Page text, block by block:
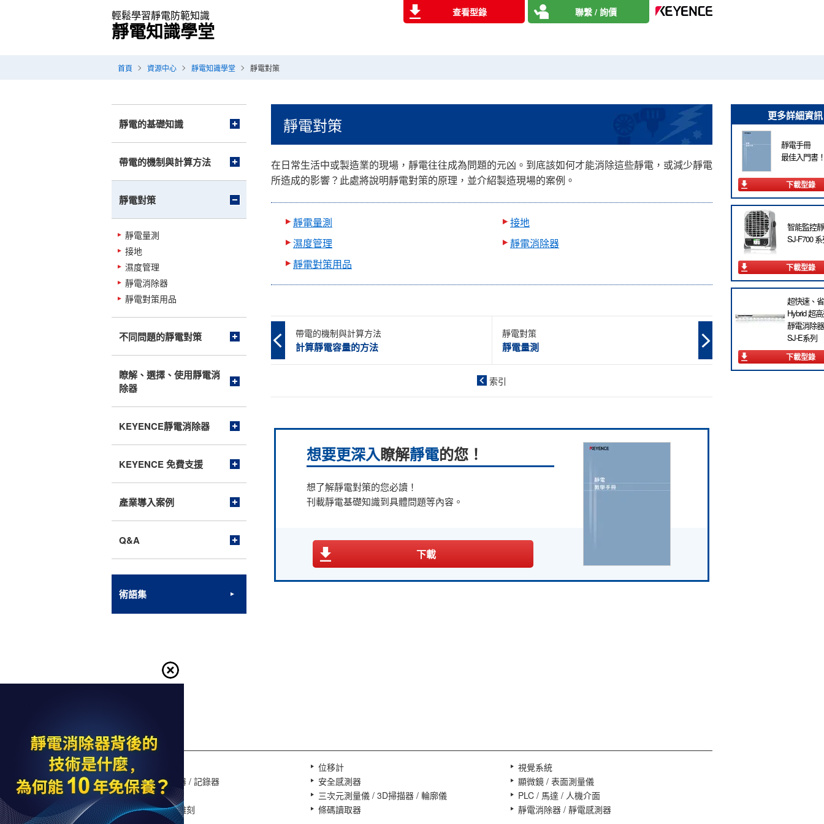
輕鬆學習靜電防範知識
靜電知識學堂
查看型錄 聯繫 / 詢價
首頁 資源中心 靜電知識學堂 靜電對策
靜電對策
在日常生活中或製造業的現場，靜電往往成為問題的元凶。到底該如何才能消除這些靜電，或減少靜電
所造成的影響？此處將說明靜電對策的原理，並介紹製造現場的案例。
靜電量測
接地
濕度管理
靜電消除器
靜電對策用品
帶電的機制與計算方法
計算靜電容量的方法
靜電對策
靜電量測
索引
想要更深入瞭解靜電的您！
想了解靜電對策的您必讀！
刊載靜電基礎知識到具體問題等內容。
下載
靜電的基礎知識
帶電的機制與計算方法
靜電對策
靜電量測
接地
濕度管理
靜電消除器
靜電對策用品
不同問題的靜電對策
瞭解、選擇、使用靜電消
除器
KEYENCE靜電消除器
KEYENCE 免費支援
產業導入案例
Q&A
術語集
更多詳細資訊
靜電手冊
最佳入門書
下載型錄
智能監控
SJ-F700
下載型錄
超快速、
Hybrid 超
靜電消除器
SJ-E系列
下載型錄
產品陣容
感測器 位移計
視覺系統
流量 / 壓力感測器 / 記錄器
安全感測器
顯微鏡 / 表面測量儀
影像尺寸測量儀
三次元測量儀 / 3D掃描器 / 輪廓儀
PLC / 馬達 / 人機介面
雷射刻印 / 雷射雕刻
條碼讀取器 靜電消除器 / 靜電感測器